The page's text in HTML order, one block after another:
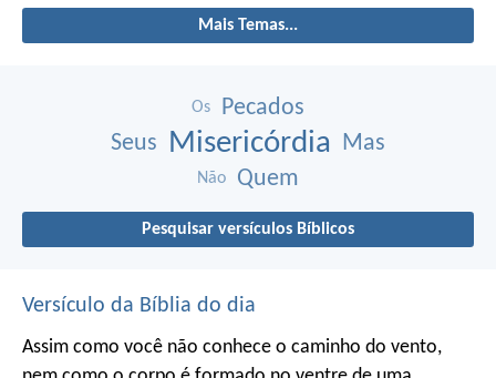
Mais Temas...
Os
Pecados
Seus
Misericórdia Mas
Não Quem
Pesquisar versículos Bíblicos
Versículo da Bíblia do dia
Assim como você não conhece o caminho do vento,